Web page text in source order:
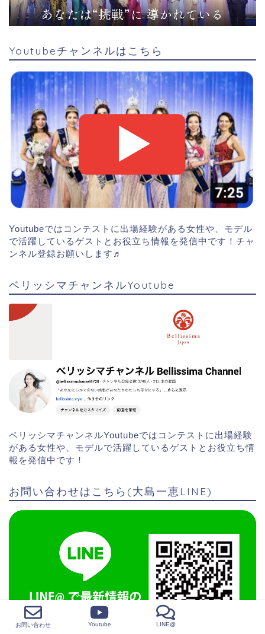
Youtubeチャンネルはこちら
Youtubeではコンテストに出場経験がある女性や、モデル
で活躍しているゲストとお役立ち情報を発信中です！チャ
ンネル登録お願いします♬
ベリッシマチャンネルYoutube
ベリッシマチャンネルYoutubeではコンテストに出場経験
がある女性や、モデルで活躍しているゲストとお役立ち情
報を発信中です！
お問い合わせはこちら(大島一恵LINE)
お問い合わせ Youtube LINE@